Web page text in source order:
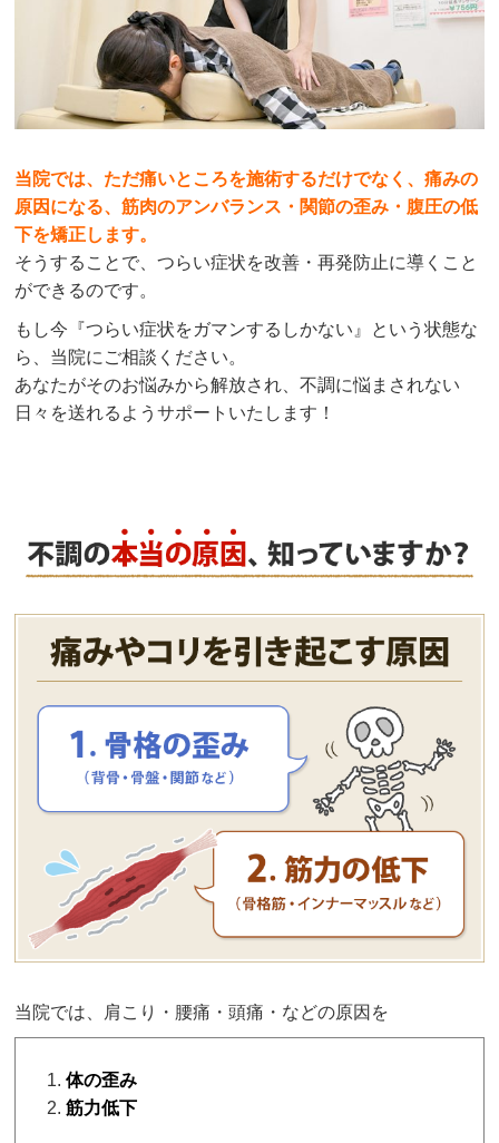
当院では、ただ痛いところを施術するだけでなく、痛みの
原因になる、筋肉のアンバランス・関節の歪み・腹圧の低
下を矯正します。
そうすることで、つらい症状を改善・再発防止に導くこと
ができるのです。
もし今『つらい症状をガマンするしかない』という状態な
ら、当院にご相談ください。
あなたがそのお悩みから解放され、不調に悩まされない
日々を送れるようサポートいたします！
当院では、肩こり・腰痛・頭痛・などの原因を
体の歪み
筋力低下